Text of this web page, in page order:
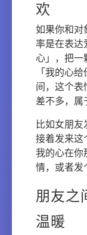
欢
如果你和对
率是在表达
心」，把一
「我的心
间，这个表
差不多，属
比如女朋
接着发来这
我的心在你
情，或者发
朋友之
温暖